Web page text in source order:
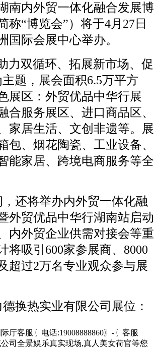
南内外贸一体化融合发展博
称“博览会”）将于4月27日
国际会展中心举办。
双循环、拓展新市场、促
题，展会面积6.5万平方
展区：外贸优品中华行展
合服务展区、进口商品区、
家居生活、文创非遗等。展
包、烟花陶瓷、工业设备、
能家居、跨境电商服务等全
还将举办内外贸一体化融
外贸优品中华行湖南站启动
内外贸企业供需对接会等重
将吸引600家参展商、8000
超过2万名专业观众参与展
换热实业有限公司展位：